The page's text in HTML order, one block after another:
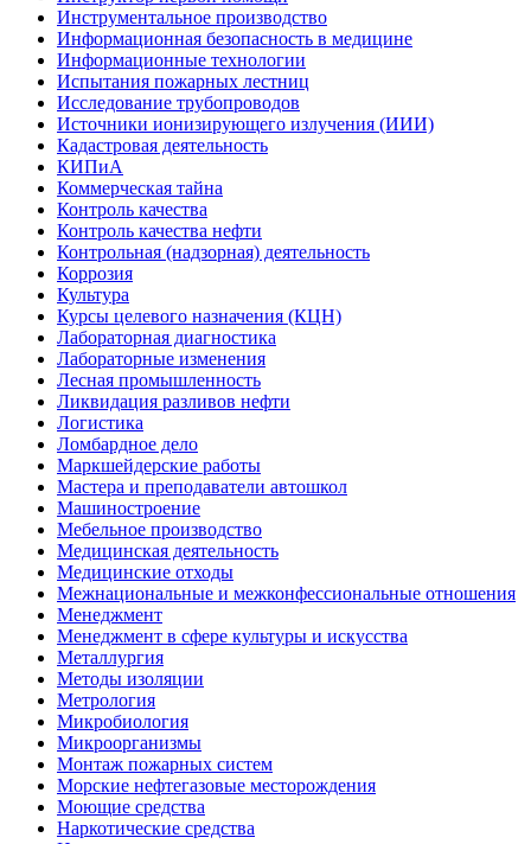
Инструментальное производство
Информационная безопасность в медицине
Информационные технологии
Испытания пожарных лестниц
Исследование трубопроводов
Источники ионизирующего излучения (ИИИ)
Кадастровая деятельность
КИПиА
Коммерческая тайна
Контроль качества
Контроль качества нефти
Контрольная (надзорная) деятельность
Коррозия
Культура
Курсы целевого назначения (КЦН)
Лабораторная диагностика
Лабораторные изменения
Лесная промышленность
Ликвидация разливов нефти
Логистика
Ломбардное дело
Маркшейдерские работы
Мастера и преподаватели автошкол
Машиностроение
Мебельное производство
Медицинская деятельность
Медицинские отходы
Межнациональные и межконфессиональные отношения
Менеджмент
Менеджмент в сфере культуры и искусства
Металлургия
Методы изоляции
Метрология
Микробиология
Микроорганизмы
Монтаж пожарных систем
Морские нефтегазовые месторождения
Моющие средства
Наркотические средства